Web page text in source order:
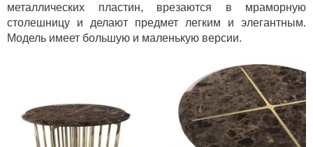
металлических пластин, врезаются в мраморную
столешницу и делают предмет легким и элегантным.
Модель имеет большую и маленькую версии.